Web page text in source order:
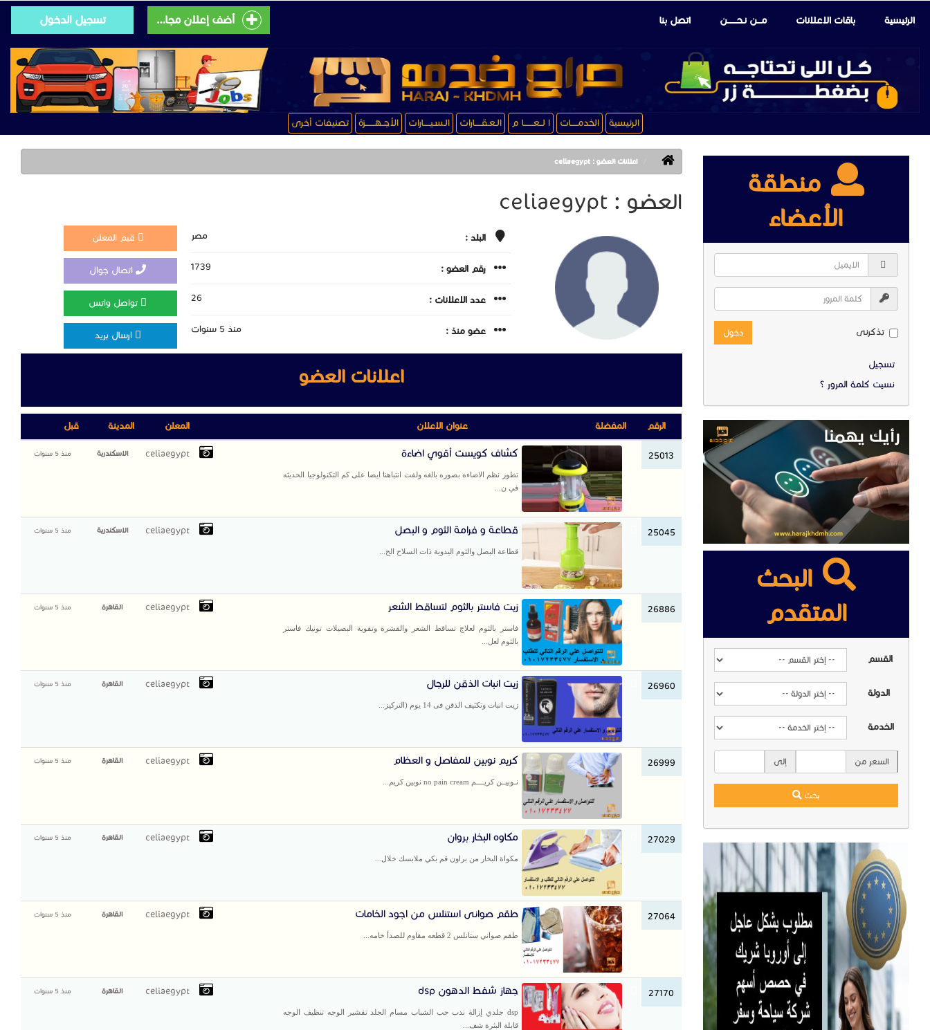
الرئيسية باقات الإعلانات مـــن نـحـــــــن اتصل بنا أضف إعلان مجانى تسجيل الدخول
الرئيسية الخدمـــــات ا لــعـــــــا م الـعـقـــــارات الـسـيـــــارات الأجــهـــــــزة تصنيفات أخرى
منطقة
الأعضاء
تذكرنى دخول
تسجيل
نسيت كلمة المرور ؟
البحث
المتقدم
القسم
الدولة
الخدمة
السعر من إلى
بحث
اعلانات العضو : celiaegypt
العضو : celiaegypt
البلد : مصر
رقم العضو : 1739
عدد الاعلانات : 26
عضو منذ : منذ 5 سنوات
قيم المعلن
اتصال جوال
تواصل واتس
ارسال بريد
اعلانات العضو
الرقم المفضلة عنوان الاعلان المعلن المدينة قبل
25013 كشاف كويست أقوي اضاءة
تطور نظم الاضاءه بصوره بالغه ولفت انتباهنا ايضا على كم التكنولوجيا الحديثه
في ن...
celiaegypt الاسكندرية منذ 5 سنوات
25045 قطاعة و فرامة الثوم و البصل
قطاعة البصل والثوم اليدوية ذات السلاح الح...
celiaegypt الاسكندرية منذ 5 سنوات
26886 زيت فاستر بالثوم لتساقط الشعر
فاستر بالثوم لعلاج تساقط الشعر والقشرة وتقوية البصيلات تونيك فاستر
بالثوم لعل...
celiaegypt القاهرة منذ 5 سنوات
26960 زيت انبات الذقن للرجال
زيت انبات وتكثيف الذقن فى 14 يوم (التركيز...
celiaegypt القاهرة منذ 5 سنوات
26999 كريم نوبين للمفاصل و العظام
نـوبيــن كريــــم no pain cream نوبين كريم...
celiaegypt القاهرة منذ 5 سنوات
27029 مكاوه البخار بروان
مكواة البخار من براون قم بكي ملابسك خلال...
celiaegypt القاهرة منذ 5 سنوات
27064 طقم صوانى استنلس من اجود الخامات
طقم صواني ستانلس 2 قطعه مقاوم للصدأ خامه...
celiaegypt القاهرة منذ 5 سنوات
27170 جهاز شفط الدهون dsp
dsp جلدي إزالة ندب حب الشباب مسام الجلد تقشير الوجه تنظيف الوجه
قابلة البثرة شف...
celiaegypt القاهرة منذ 5 سنوات